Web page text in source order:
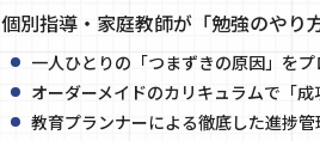
個別指導・家庭教師が「勉強のやり
一人ひとりの「つまずきの原因」を
オーダーメイドのカリキュラムで「
教育プランナーによる徹底した進捗